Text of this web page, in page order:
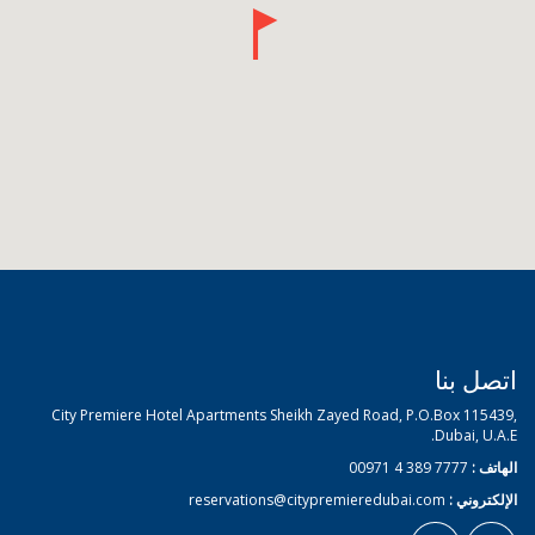
اتصل بنا
City Premiere Hotel Apartments Sheikh Zayed Road, P.O.Box 115439,
Dubai, U.A.E.
الهاتف :
الإلكتروني : reservations@citypremieredubai.com